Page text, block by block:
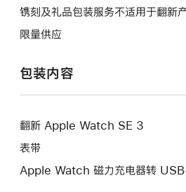
打
操
新
窗
镌刻及礼品包装服务不适用于翻新
限量供应
包装内容
翻新 Apple Watch SE 3
表带
Apple Watch 磁力充电器转